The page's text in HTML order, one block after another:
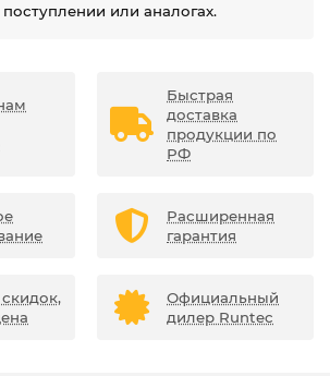
или аналогах.
Быстрая
доставка
продукции по
РФ
Расширенная
гарантия
Официальный
дилер Runtec